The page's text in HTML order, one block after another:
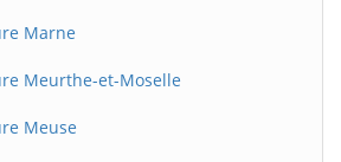
Marne
Meurthe-et-Moselle
Meuse